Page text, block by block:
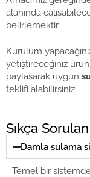
alanında
belirlemektir.
Kurulum
yetiştireceğiniz
paylaşarak uygun
teklifi alabilirsiniz.
Sıkça
Damla sulama
Temel bir